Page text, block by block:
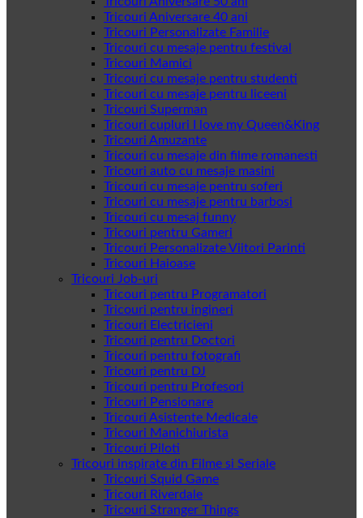
Tricouri Aniversare 40 ani
Tricouri Personalizate Familie
Tricouri cu mesaje pentru festival
Tricouri Mamici
Tricouri cu mesaje pentru studenti
Tricouri cu mesaje pentru liceeni
Tricouri Superman
Tricouri cupluri I love my Queen&King
Tricouri Amuzante
Tricouri cu mesaje din filme romanesti
Tricouri auto cu mesaje masini
Tricouri cu mesaje pentru soferi
Tricouri cu mesaje pentru barbosi
Tricouri cu mesaj funny
Tricouri pentru Gameri
Tricouri Personalizate Viitori Parinti
Tricouri Haioase
Tricouri Job-uri
Tricouri pentru Programatori
Tricouri pentru ingineri
Tricouri Electricieni
Tricouri pentru Doctori
Tricouri pentru fotografi
Tricouri pentru DJ
Tricouri pentru Profesori
Tricouri Pensionare
Tricouri Asistente Medicale
Tricouri Manichiurista
Tricouri Piloti
Tricouri inspirate din Filme si Seriale
Tricouri Squid Game
Tricouri Riverdale
Tricouri Stranger Things